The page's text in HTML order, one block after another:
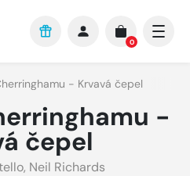
0
- Krvavá čepel
-
čepel
, Neil Richards